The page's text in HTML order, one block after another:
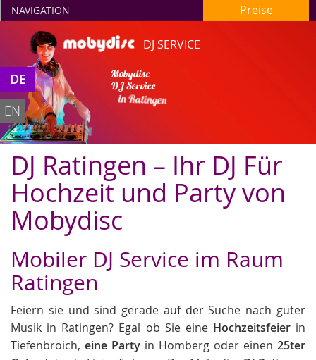
DJ SERVICE
Mobydisc
DJ Service
in Ratingen
NAVIGATION Preise
DE
EN
DJ Ratingen – Ihr DJ Für
Hochzeit und Party von
Mobydisc
Mobiler DJ Service im Raum
Ratingen
Feiern sie und sind gerade auf der Suche nach guter
Musik in Ratingen? Egal ob Sie eine Hochzeitsfeierin
Tiefenbroich, eine Party in Homberg oder einen 25ter